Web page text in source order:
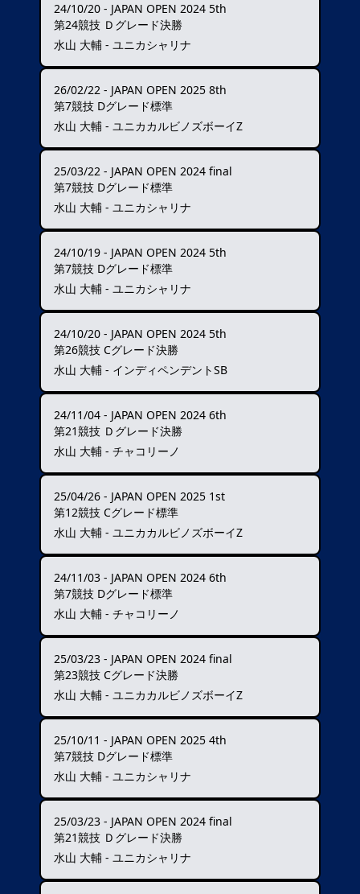
24/10/20 - JAPAN OPEN 2024 5th
第24競技 Ｄグレード決勝
水山 大輔 - ユニカシャリナ
26/02/22 - JAPAN OPEN 2025 8th
第7競技 Dグレード標準
水山 大輔 - ユニカカルビノズボーイZ
25/03/22 - JAPAN OPEN 2024 final
第7競技 Dグレード標準
水山 大輔 - ユニカシャリナ
24/10/19 - JAPAN OPEN 2024 5th
第7競技 Dグレード標準
水山 大輔 - ユニカシャリナ
24/10/20 - JAPAN OPEN 2024 5th
第26競技 Cグレード決勝
水山 大輔 - インディペンデントSB
24/11/04 - JAPAN OPEN 2024 6th
第21競技 Ｄグレード決勝
水山 大輔 - チャコリーノ
25/04/26 - JAPAN OPEN 2025 1st
第12競技 Cグレード標準
水山 大輔 - ユニカカルビノズボーイZ
24/11/03 - JAPAN OPEN 2024 6th
第7競技 Dグレード標準
水山 大輔 - チャコリーノ
25/03/23 - JAPAN OPEN 2024 final
第23競技 Cグレード決勝
水山 大輔 - ユニカカルビノズボーイZ
25/10/11 - JAPAN OPEN 2025 4th
第7競技 Dグレード標準
水山 大輔 - ユニカシャリナ
25/03/23 - JAPAN OPEN 2024 final
第21競技 Ｄグレード決勝
水山 大輔 - ユニカシャリナ